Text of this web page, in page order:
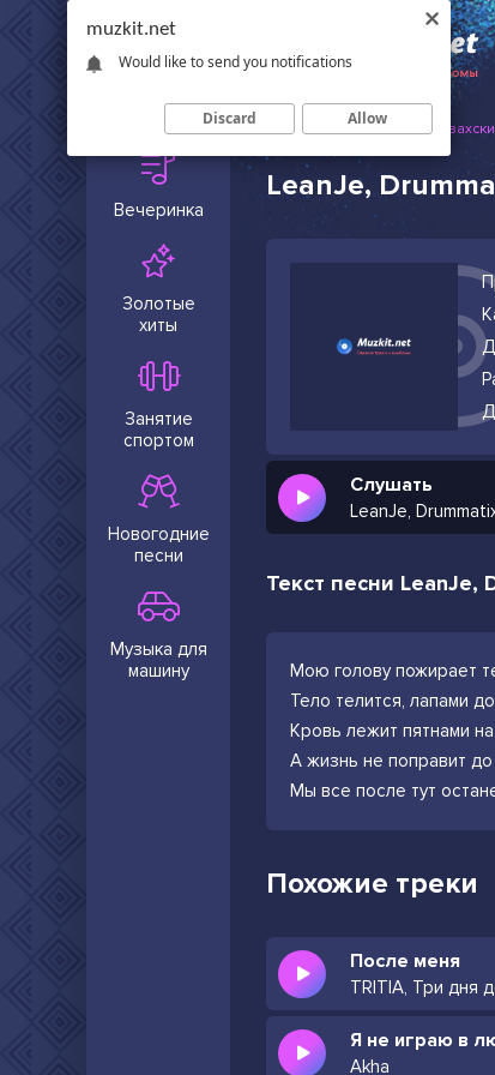
Вечеринка
Золотые
хиты
Занятие
спортом
Новогодние
песни
Музыка для
машину
Muzkit.net Русские и
LeanJe,
Слушать
LeanJe,
Текст песни
Мою голову пожирает
Тело телится, лапами
Кровь лежит пятнами
А жизнь не поправит до
Мы все после тут
Похожие треки
После меня
TRITIA, Три дня
Я не играю в
Akha
muzkit.net
Would like to send you notifications
Discard Allow